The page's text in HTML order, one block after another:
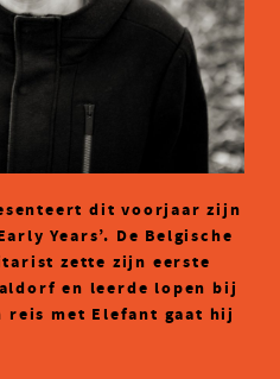
dit voorjaar zijn
Years’. De Belgische
zette zijn eerste
en leerde lopen bij
reis met Elefant gaat hij